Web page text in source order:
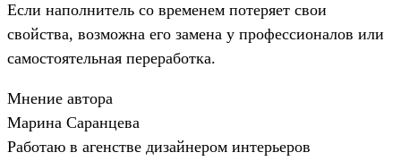
Если наполнитель со временем потеряет свои
свойства, возможна его замена у профессионалов или
самостоятельная переработка.
Мнение автора
Марина Саранцева
Работаю в агенстве дизайнером интерьеров